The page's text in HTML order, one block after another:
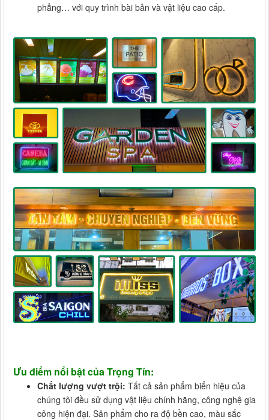
phẳng… với quy trình bài bản và vật liệu cao cấp.
Ưu điểm nổi bật của Trọng Tín:
Chất lượng vượt trội: Tất cả sản phẩm biển hiệu của
chúng tôi đều sử dụng vật liệu chính hãng, công nghệ gia
công hiện đại. Sản phẩm cho ra độ bền cao, màu sắc